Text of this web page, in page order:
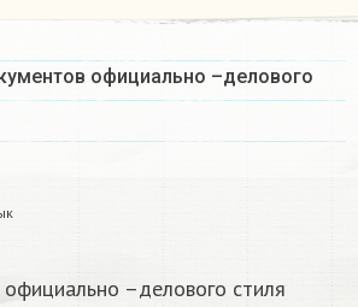
официально –делового
–делового стиля